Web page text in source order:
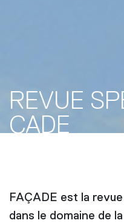
REVUE
ÇADE
FAÇADE est la
dans le domaine de